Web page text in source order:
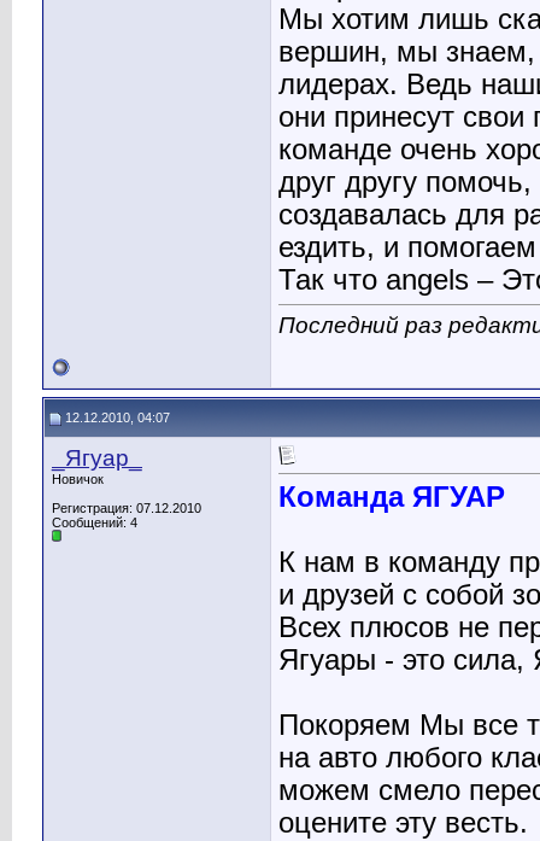
Мы хотим лишь
вершин, мы знаем,
лидерах. Ведь
они принесут
команде очень
друг другу
создавалась для
ездить, и
Так что angels –
Последний раз
12.12.2010, 04:07
_Ягуар_
Новичок
Регистрация: 07.12.2010
Сообщений: 4
Команда ЯГУАР
К нам в команду
и друзей с собой
Всех плюсов не
Ягуары - это сила,
Покоряем Мы все
на авто любого
можем смело
оцените эту весть.